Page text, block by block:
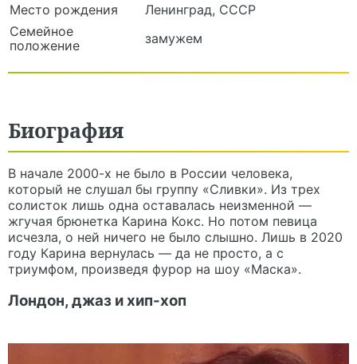
Место рождения
Ленинград, СССР
Семейное
положение
замужем
Биография
В начале 2000-х не было в России человека,
который не слушал бы группу «Сливки». Из трех
солисток лишь одна оставалась неизменной —
жгучая брюнетка Карина Кокс. Но потом певица
исчезла, о ней ничего не было слышно. Лишь в 2020
году Карина вернулась — да не просто, а с
триумфом, произведя фурор на шоу «Маска».
Лондон, джаз и хип-хоп